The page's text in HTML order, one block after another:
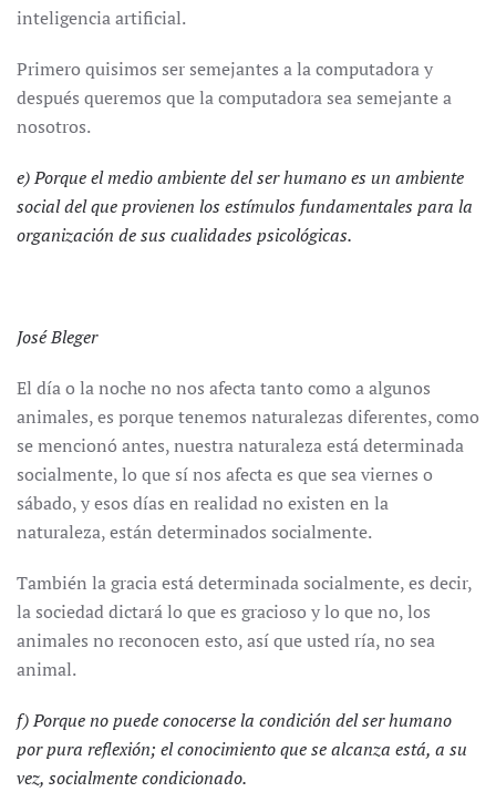
inteligencia artificial.
Primero quisimos ser semejantes a la computadora y
después queremos que la computadora sea semejante a
nosotros.
e) Porque el medio ambiente del ser humano es un ambiente
social del que provienen los estímulos fundamentales para la
organización de sus cualidades psicológicas.
José Bleger
El día o la noche no nos afecta tanto como a algunos
animales, es porque tenemos naturalezas diferentes, como
se mencionó antes, nuestra naturaleza está determinada
socialmente, lo que sí nos afecta es que sea viernes o
sábado, y esos días en realidad no existen en la
naturaleza, están determinados socialmente.
También la gracia está determinada socialmente, es decir,
la sociedad dictará lo que es gracioso y lo que no, los
animales no reconocen esto, así que usted ría, no sea
animal.
f) Porque no puede conocerse la condición del ser humano
por pura reflexión; el conocimiento que se alcanza está, a su
vez, socialmente condicionado.